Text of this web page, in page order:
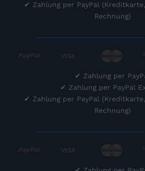
✔ Zahlung per PayPal
Rechnung)
✔ Zahlung per
✔ Zahlung per PayPal
✔ Zahlung per PayPal
Rechnung)